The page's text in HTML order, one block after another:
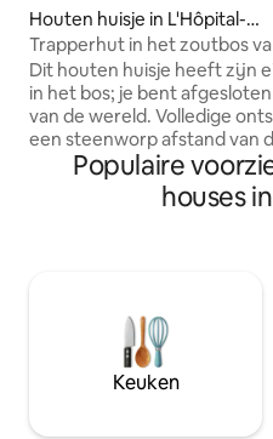
Houten huisje in L'Hôpital-
d'Orion
Trapperhut in het zoutbos
Dit houten huisje heeft zijn
in het bos; je bent
van de wereld. Volledige
een steenworp afstand van
Laat je leiden door je
je verblijf. Het huisje
slaapkamer boven met een
Lunchpakket (€ 30/persoon)
charcuterie- en kaasplankje
avonds beschikbaar (48 uur
Populaire
houses
Keuken